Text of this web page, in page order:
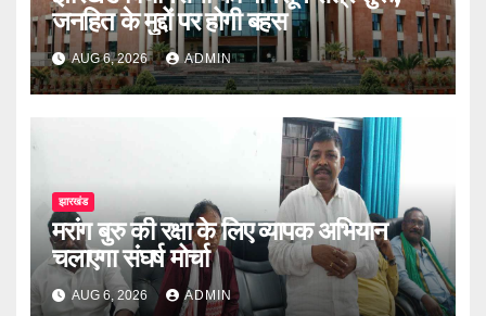
जनहित के मुद्दों पर होगी बहस
AUG 6, 2026 ADMIN
झारखंड
मरांग बुरु की रक्षा के लिए व्यापक अभियान
चलाएगा संघर्ष मोर्चा
AUG 6, 2026 ADMIN